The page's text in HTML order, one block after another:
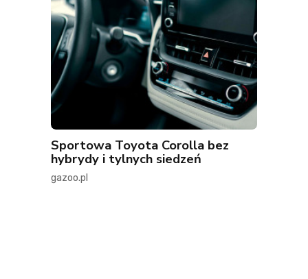
Sportowa Toyota Corolla bez
hybrydy i tylnych siedzeń
gazoo.pl